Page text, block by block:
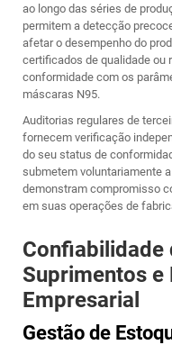
ao longo das séries de
permitem a detecção
afetar o desempenho do
certificados de qualidade ou
conformidade com os
máscaras N95.
Auditorias regulares de
fornecem verificação
do seu status de
submetem voluntariamente
demonstram compromisso
em suas operações de
Confiabilidade
Suprimentos e
Empresarial
Gestão de